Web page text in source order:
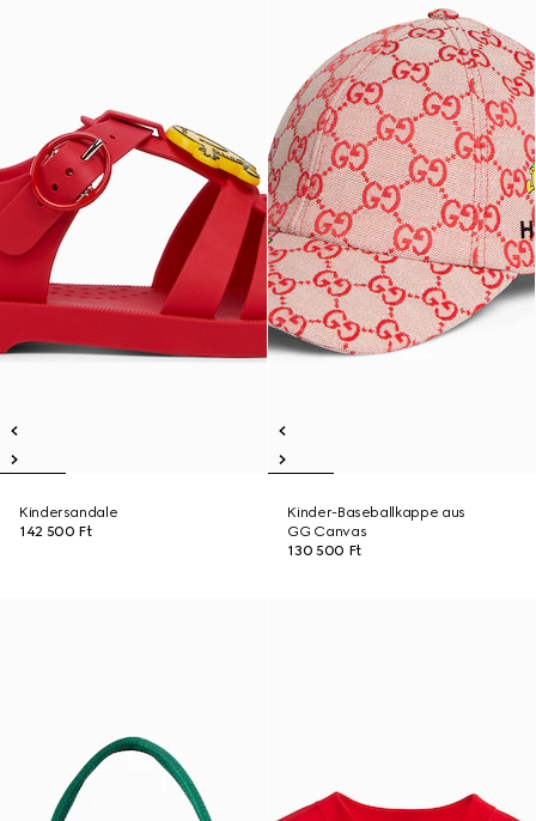
Kindersandale
142 500 Ft
Kinder-Baseballkappe aus
GG Canvas
130 500 Ft